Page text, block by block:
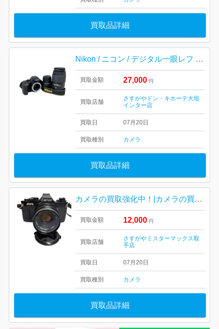
買取品詳細
Nikon / ニコン / デジタル一眼レフ / カメラ / D5500 / ダブルズームキット / デジカメ / レンズ付
買取金額 27,000 円
買取店舗
さすがやドン・キホーテ大垣
インター店
買取日 07月20日
買取種別 カメラ
買取品詳細
カメラの買取強化中！|カメラの買取 | 我孫子市天王台
買取金額 12,000 円
買取店舗
さすがやミスターマックス取
手店
買取日 07月20日
買取種別 カメラ
買取品詳細